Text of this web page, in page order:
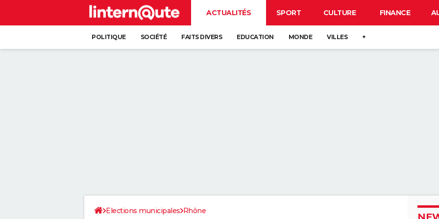
ACTUALITÉS SPORT CULTURE FINANCE
POLITIQUE SOCIÉTÉ FAITS DIVERS EDUCATION MONDE VILLES +
Elections municipales Rhône